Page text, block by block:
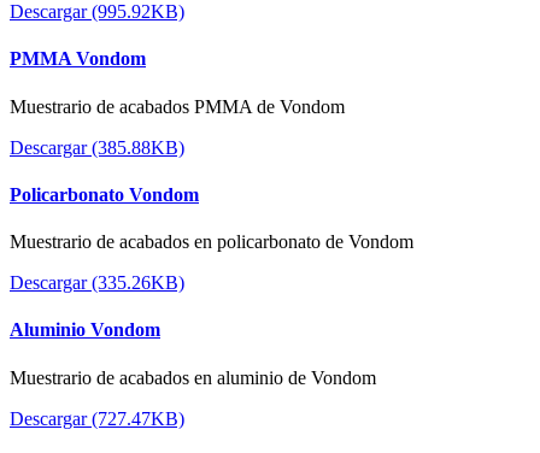
Descargar (995.92KB)
PMMA Vondom
Muestrario de acabados PMMA de Vondom
Descargar (385.88KB)
Policarbonato Vondom
Muestrario de acabados en policarbonato de Vondom
Descargar (335.26KB)
Aluminio Vondom
Muestrario de acabados en aluminio de Vondom
Descargar (727.47KB)